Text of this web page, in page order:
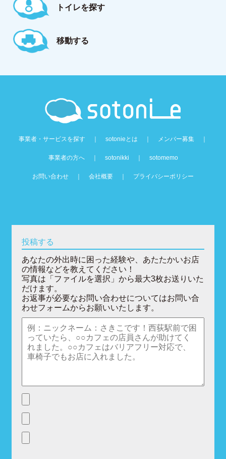
トイレを探す
移動する
事業者・サービスを探す ｜ sotonieとは ｜ メンバー募集 ｜
事業者の方へ ｜ sotonikki ｜ sotomemo
お問い合わせ ｜ 会社概要 ｜ プライバシーポリシー
投稿する
あなたの外出時に困った経験や、あたたかいお店
の情報などを教えてください！
写真は「ファイルを選択」から最大3枚お送りいた
だけます。
お返事が必要なお問い合わせについてはお問い合
わせフォームからお願いいたします。